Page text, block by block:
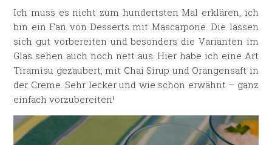
Ich muss es nicht zum hundertsten Mal erklären, ich
bin ein Fan von Desserts mit Mascarpone. Die lassen
sich gut vorbereiten und besonders die Varianten im
Glas sehen auch noch nett aus. Hier habe ich eine Art
Tiramisu gezaubert, mit Chai Sirup und Orangensaft in
der Creme. Sehr lecker und wie schon erwähnt – ganz
einfach vorzubereiten!